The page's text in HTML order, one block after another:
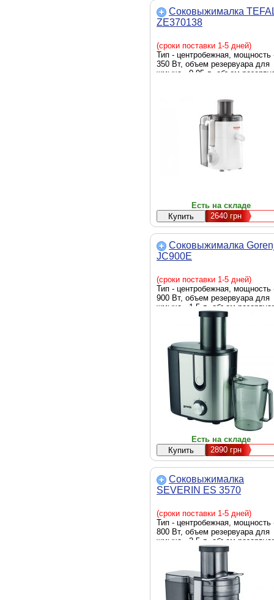
Соковыжималка
ZE370138
(сроки поставки 1-5 дней)
Тип - центробежная, мощность
350 Вт, объем резервуара для
жмыха - 0.95 л, объем
Есть на складе
2640 грн
Соковыжималка
JC900E
(сроки поставки 1-5 дней)
Тип - центробежная, мощность
900 Вт, объем резервуара для
жмыха - 1.5 л, объем
для сока - без резервуара,
габариты - 30 × 40 × 21 см,
кг, Цвет - черный,
сталь
Есть на складе
2890 грн
Соковыжималка
SEVERIN ES 3570
(сроки поставки 1-5 дней)
Тип - центробежная, мощность
800 Вт, объем резервуара для
жмыха - 2.5 л, объем
для сока - 1.1 л, габариты - 40
серебристый